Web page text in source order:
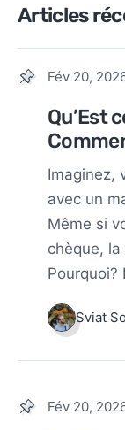
Articles
Fév 20,
Qu’Est
Imaginez,
avec un
Même si
chèque, la
Pourquoi?
Sviat
Fév 20,